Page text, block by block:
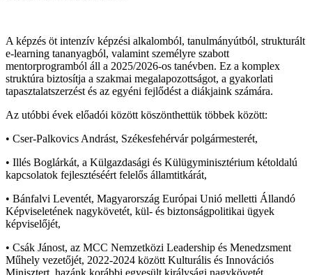
A képzés öt intenzív képzési alkalomból, tanulmányútból, strukturált
e-learning tananyagból, valamint személyre szabott
mentorprogramból áll a 2025/2026-os tanévben. Ez a komplex
struktúra biztosítja a szakmai megalapozottságot, a gyakorlati
tapasztalatszerzést és az egyéni fejlődést a diákjaink számára.
Az utóbbi évek előadói között köszönthettük többek között:
• Cser-Palkovics Andrást, Székesfehérvár polgármesterét,
• Illés Boglárkát, a Külgazdasági és Külügyminisztérium kétoldalú
kapcsolatok fejlesztéséért felelős államtitkárát,
• Bánfalvi Leventét, Magyarország Európai Unió melletti Állandó
Képviseletének nagykövetét, kül- és biztonságpolitikai ügyek
képviselőjét,
• Csák Jánost, az MCC Nemzetközi Leadership és Menedzsment
Műhely vezetőjét, 2022-2024 között Kulturális és Innovációs
Minisztert, hazánk korábbi egyesült királysági nagykövetét,